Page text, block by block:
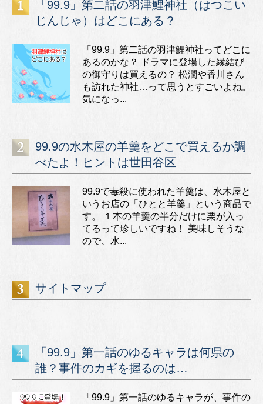
「99.9」第二話の羽津鯉神社（はつこい
じんじゃ）はどこにある？
「99.9」第二話の羽津鯉神社ってどこに
あるのかな？ ドラマに登場した縁結び
の御守りは買えるの？ 松潤や香川さん
も訪れた神社…って思うとすごいよね。
気になっ...
99.9の水木屋の羊羹をどこで買えるか調
べたよ！ヒントは世田谷区
99.9で毒殺に使われた羊羹は、水木屋と
いうお店の「ひとと羊羹」という商品で
す。 １本の羊羹の半分だけに栗が入っ
てるって珍しいですね！ 美味しそうな
ので、水...
サイトマップ
「99.9」第一話のゆるキャラは何県の
誰？事件のカギを握るのは…
「99.9」第一話のゆるキャラが、事件の